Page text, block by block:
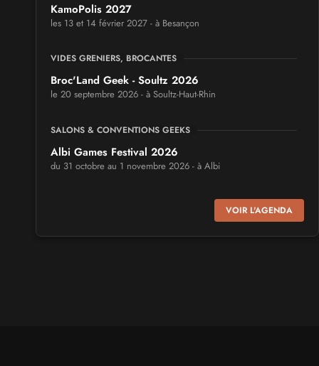
KamoPolis 2027
les 13 et 14 février 2027 - à Besançon
VIDES GRENIERS, BROCANTES
Broc'Land Geek - Soultz 2026
le 20 septembre 2026 - à Soultz-Haut-Rhin
SALONS & CONVENTIONS GEEKS
Albi Games Festival 2026
du 31 octobre au 1 novembre 2026 - à Albi
Virtual Calais - salon du jeu vidéo et des loisirs
numériques 2026
VOIR L'AGENDA